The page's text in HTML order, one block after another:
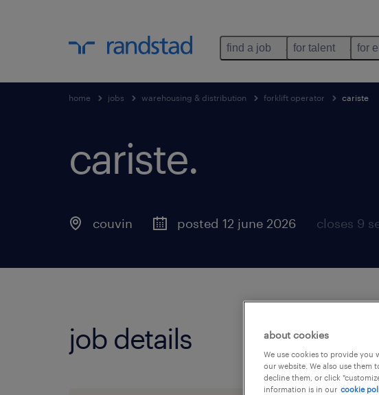
find a job for talent for
home jobs warehousing & distribution forklift operator cariste
cariste.
couvin posted 12 june 2026 closes 9
job details about cookies
We use cookies to provide you
our website. We also use them
decline them, or click
information is in our cookie